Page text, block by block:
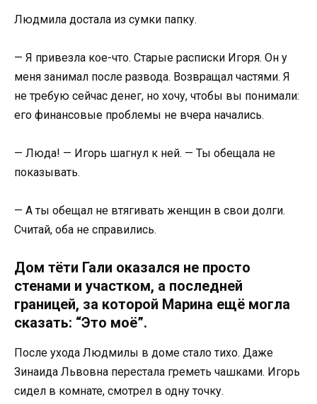
Людмила достала из сумки папку.
— Я привезла кое-что. Старые расписки Игоря. Он у
меня занимал после развода. Возвращал частями. Я
не требую сейчас денег, но хочу, чтобы вы понимали:
его финансовые проблемы не вчера начались.
— Люда! — Игорь шагнул к ней. — Ты обещала не
показывать.
— А ты обещал не втягивать женщин в свои долги.
Считай, оба не справились.
Дом тёти Гали оказался не просто
стенами и участком, а последней
границей, за которой Марина ещё могла
сказать: “Это моё”.
После ухода Людмилы в доме стало тихо. Даже
Зинаида Львовна перестала греметь чашками. Игорь
сидел в комнате, смотрел в одну точку.